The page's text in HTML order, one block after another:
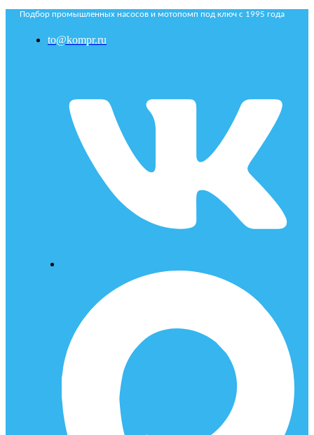
Подбор промышленных насосов и мотопомп под ключ с 1995 года
to@kompr.ru